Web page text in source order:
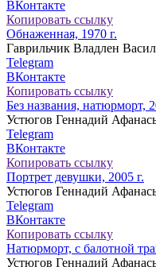
ВКонтакте
Копировать ссылку
Обнаженная, 1970 г.
Гаврильчик Владлен
Telegram
ВКонтакте
Копировать ссылку
Без названия, натюрморт,
Устюгов Геннадий
Telegram
ВКонтакте
Копировать ссылку
Портрет девушки, 2005 г.
Устюгов Геннадий
Telegram
ВКонтакте
Копировать ссылку
Натюрморт, с балотной
Устюгов Геннадий